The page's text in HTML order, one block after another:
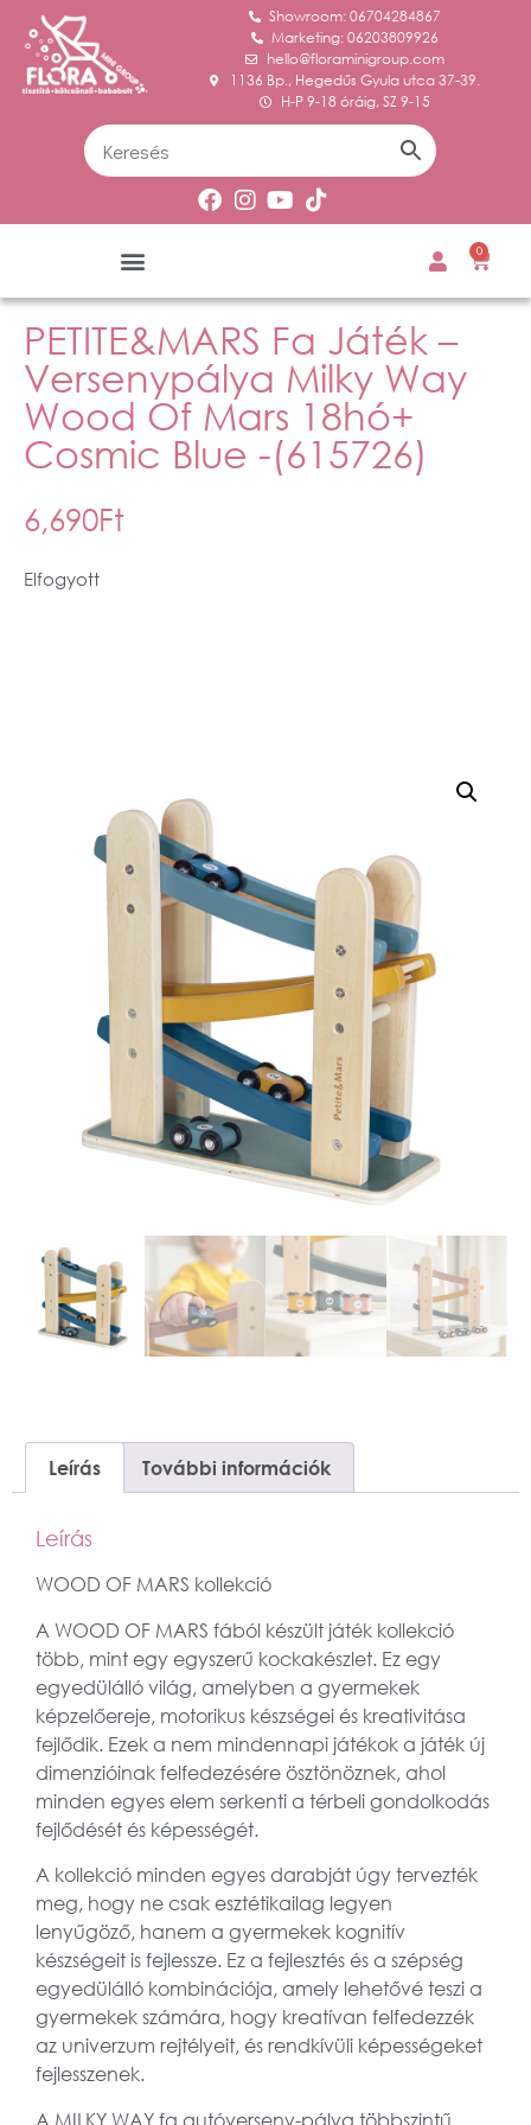
Showroom: 06704284867
Marketing: 06203809926
hello@floraminigroup.com
1136 Bp., Hegedűs Gyula utca 37-39.
H-P 9-18 óráig, SZ 9-15
0
PETITE&MARS Fa Játék –
Versenypálya Milky Way
Wood Of Mars 18hó+
Cosmic Blue -(615726)
6,690Ft
Elfogyott
Leírás További információk
Leírás
WOOD OF MARS kollekció
A WOOD OF MARS fából készült játék kollekció
több, mint egy egyszerű kockakészlet. Ez egy
egyedülálló világ, amelyben a gyermekek
képzelőereje, motorikus készségei és kreativitása
fejlődik. Ezek a nem mindennapi játékok a játék új
dimenzióinak felfedezésére ösztönöznek, ahol
minden egyes elem serkenti a térbeli gondolkodás
fejlődését és képességét.
A kollekció minden egyes darabját úgy tervezték
meg, hogy ne csak esztétikailag legyen
lenyűgöző, hanem a gyermekek kognitív
készségeit is fejlessze. Ez a fejlesztés és a szépség
egyedülálló kombinációja, amely lehetővé teszi a
gyermekek számára, hogy kreatívan felfedezzék
az univerzum rejtélyeit, és rendkívüli képességeket
fejlesszenek.
A MILKY WAY fa autóverseny-pálya többszintű